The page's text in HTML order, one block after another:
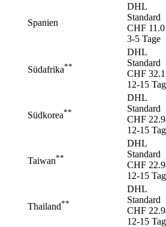
Spanien
DHL
Standard
CHF
3-5 Tage
Südafrika**
DHL
Standard
CHF
12-15
Südkorea**
DHL
Standard
CHF
12-15
Taiwan**
DHL
Standard
CHF
12-15
Thailand**
DHL
Standard
CHF
12-15